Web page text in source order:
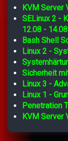
KVM Server
SELinux 2 -
12.08 - 14.08
Bash Shell
Linux 2 -
Sicherheit
Linux 3 -
Linux 1 -
Penetration
KVM Server